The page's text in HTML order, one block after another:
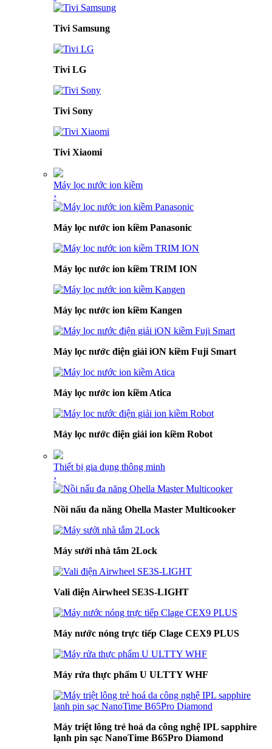
Tivi Samsung
Tivi LG
Tivi Sony
Tivi Xiaomi
Máy lọc nước ion kiềm
›
Máy lọc nước ion kiềm Panasonic
Máy lọc nước ion kiềm TRIM ION
Máy lọc nước ion kiềm Kangen
Máy lọc nước điện giải iON kiềm Fuji Smart
Máy lọc nước ion kiềm Atica
Máy lọc nước điện giải ion kiềm Robot
Thiết bị gia dụng thông minh
›
Nồi nấu đa năng Ohella Master Multicooker
Máy sưởi nhà tắm 2Lock
Vali điện Airwheel SE3S-LIGHT
Máy nước nóng trực tiếp Clage CEX9 PLUS
Máy rửa thực phẩm U ULTTY WHF
Máy triệt lông trẻ hoá da công nghệ IPL sapphire
lạnh pin sạc NanoTime B65Pro Diamond